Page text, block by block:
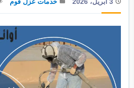
خدمات التسليك
خدمات التنظيف
خدمات مكافحة الحشرات
خدمات نقل اثاث